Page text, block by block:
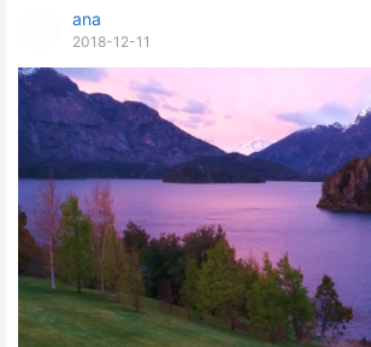
ana
2018-12-11
（视频）飞翔：Bariloche（巴里
洛切）